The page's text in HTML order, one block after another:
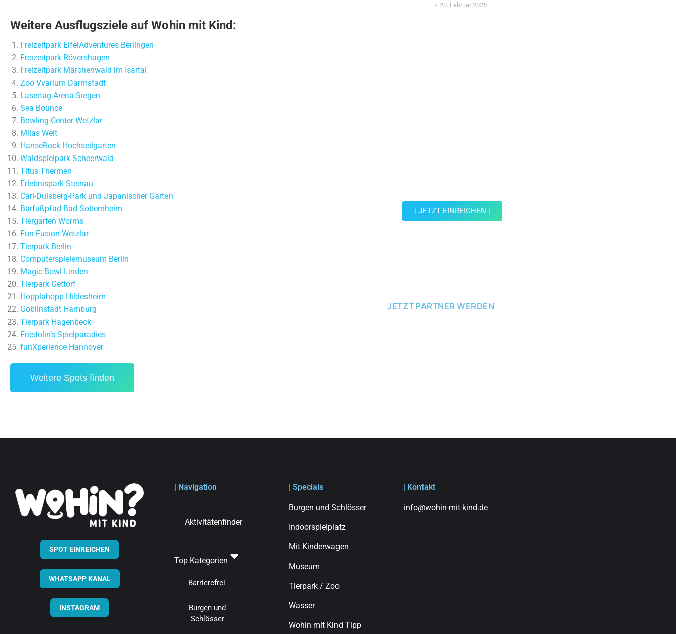
Weitere Ausflugsziele auf Wohin mit Kind:
Freizeitpark EifelAdventures Berlingen
Freizeitpark Rövershagen
Freizeitpark Märchenwald im Isartal
Zoo Vvarium Darmstadt
Lasertag Arena Siegen
Sea Bounce
Bowling-Center Wetzlar
Milas Welt
HanseRock Hochseilgarten
Waldspielpark Scheerwald
Titus Thermen
Erlebnispark Steinau
Carl-Duisberg-Park und Japanischer Garten
Barfußpfad Bad Sobernheim
Tiergarten Worms
Fun Fusion Wetzlar
Tierpark Berlin
Computerspielemuseum Berlin
Magic Bowl Linden
Tierpark Gettorf
Hopplahopp Hildesheim
Goblinstadt Hamburg
Tierpark Hagenbeck
Friedolin’s Spielparadies
funXperience Hannover
Weitere Spots finden
20. Februar 2026
| JETZT EINREICHEN |
JETZT PARTNER WERDEN
SPOT EINREICHEN
WHATSAPP KANAL
INSTAGRAM
| Navigation
Aktivitätenfinder
Top Kategorien
Barrierefrei
Burgen und
Schlösser
| Specials
Burgen und Schlösser
Indoorspielplatz
Mit Kinderwagen
Museum
Tierpark / Zoo
Wasser
Wohin mit Kind Tipp
| Kontakt
info@wohin-mit-kind.de